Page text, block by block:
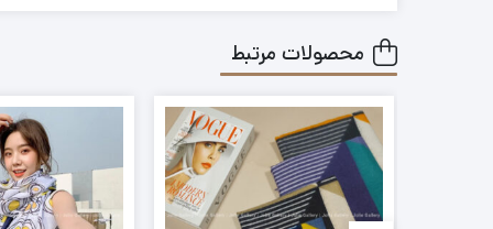
محصولات مرتبط